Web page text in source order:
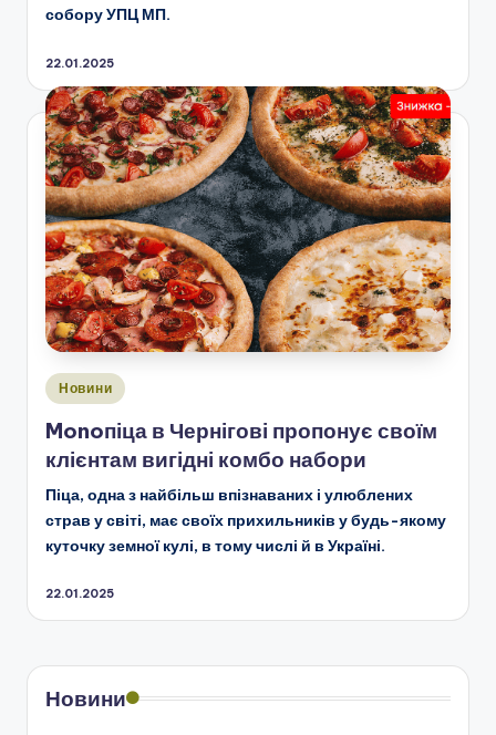
собору УПЦ МП.
22.01.2025
Опубліковано
Новини
Monoпіца в Чернігові пропонує своїм
клієнтам вигідні комбо набори
Піца, одна з найбільш впізнаваних і улюблених
страв у світі, має своїх прихильників у будь-якому
куточку земної кулі, в тому числі й в Україні.
22.01.2025
Новини